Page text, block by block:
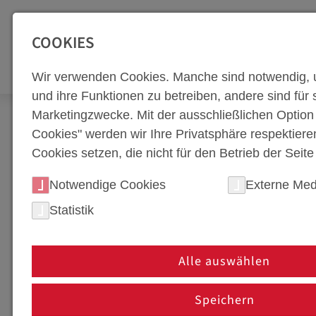
Zur Top Navigation springen [Alt+1]Zur Hauptnavigation
Newsroom Neuigkeiten weba
WEBA
ÄRA JENSEITS DER
Dietach, Österreich - weba Werkzeugbau
Zukunft und erweitert seine Produktpalette
Erzeugung von grünem Wasserstoff. Dieser
COOKIES
Wir verwenden Cookies. Manche sind notwendig,
und ihre Funktionen zu betreiben, andere sind für
Marketingzwecke. Mit der ausschließlichen
Cookies" werden wir Ihre Privatsphäre
Cookies setzen, die nicht für den Betrieb der
Notwendige Cookies
Externe
Statistik
Alle auswählen
Speichern